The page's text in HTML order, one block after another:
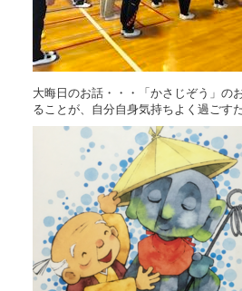
大晦日のお話・・・「かさじぞう」の
ることが、自分自身気持ちよく過ごす